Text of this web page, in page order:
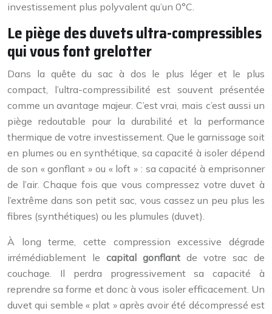
investissement plus polyvalent qu’un 0°C.
Le piège des duvets ultra-compressibles
qui vous font grelotter
Dans la quête du sac à dos le plus léger et le plus
compact, l’ultra-compressibilité est souvent présentée
comme un avantage majeur. C’est vrai, mais c’est aussi un
piège redoutable pour la durabilité et la performance
thermique de votre investissement. Que le garnissage soit
en plumes ou en synthétique, sa capacité à isoler dépend
de son « gonflant » ou « loft » : sa capacité à emprisonner
de l’air. Chaque fois que vous compressez votre duvet à
l’extrême dans son petit sac, vous cassez un peu plus les
fibres (synthétiques) ou les plumules (duvet).
À long terme, cette compression excessive dégrade
irrémédiablement le capital gonflant de votre sac de
couchage. Il perdra progressivement sa capacité à
reprendre sa forme et donc à vous isoler efficacement. Un
duvet qui semble « plat » après avoir été décompressé est